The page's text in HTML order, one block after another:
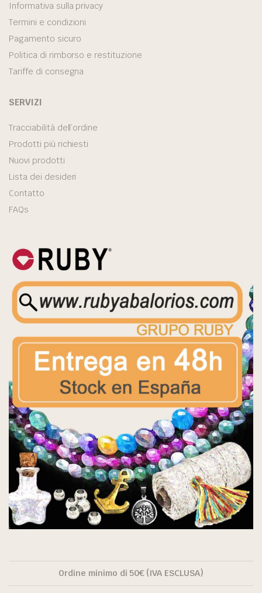
Informativa sulla privacy
Termini e condizioni
Pagamento sicuro
Politica di rimborso e restituzione
Tariffe di consegna
SERVIZI
Tracciabilità dell’ordine
Prodotti più richiesti
Nuovi prodotti
Lista dei desideri
Contatto
FAQs
Ordine minimo di 50€ (IVA ESCLUSA)